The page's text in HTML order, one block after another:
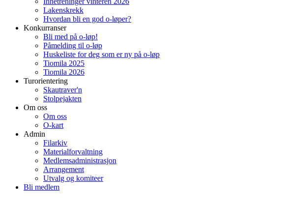
Lakenskrekk
Hvordan bli en god o-løper?
Konkurranser
Bli med på o-løp!
Påmelding til o-løp
Huskeliste for deg som er ny på o-løp
Tiomila 2025
Tiomila 2026
Turorientering
Skautraver'n
Stolpejakten
Om oss
Om oss
O-kart
Admin
Filarkiv
Materialforvaltning
Medlemsadministrasjon
Arrangement
Utvalg og komiteer
Bli medlem